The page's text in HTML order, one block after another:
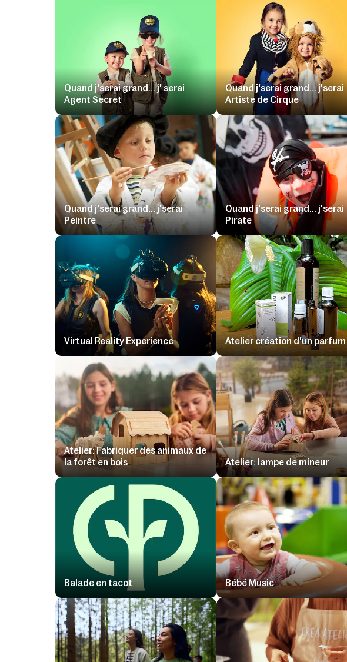
Quand j'serai grand... j' serai
Agent Secret
Quand j'serai grand... j'serai
Artiste de Cirque
Quand j'serai grand... j'serai
Peintre
Quand j'serai grand... j'serai
Pirate
Virtual Reality Experience Atelier création d'un parfum
Atelier: Fabriquer des animaux de
la forêt en bois
Atelier: lampe de mineur
Balade en tacot Bébé Music